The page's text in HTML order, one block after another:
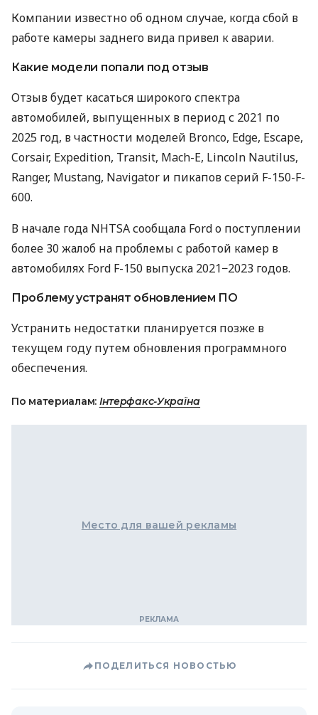
Компании известно об одном случае, когда сбой в
работе камеры заднего вида привел к аварии.
Какие модели попали под отзыв
Отзыв будет касаться широкого спектра
автомобилей, выпущенных в период с 2021 по
2025 год, в частности моделей Bronco, Edge, Escape,
Corsair, Expedition, Transit, Mach-E, Lincoln Nautilus,
Ranger, Mustang, Navigator и пикапов серий F-150-F-
600.
В начале года NHTSA сообщала Ford о поступлении
более 30 жалоб на проблемы с работой камер в
автомобилях Ford F-150 выпуска 2021−2023 годов.
Проблему устранят обновлением ПО
Устранить недостатки планируется позже в
текущем году путем обновления программного
обеспечения.
По материалам: Інтерфакс-Україна
Место для вашей рекламы
ПОДЕЛИТЬСЯ НОВОСТЬЮ